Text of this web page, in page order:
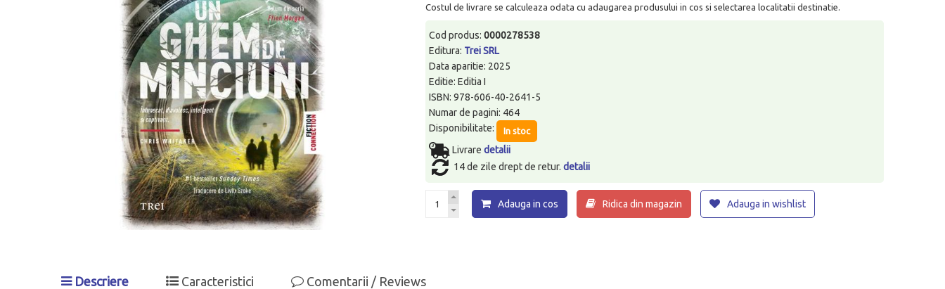
Costul de livrare se calculeaza odata cu adaugarea produsului in cos si selectarea localitatii destinatie.
Cod produs:0000278538
Editura: Trei SRL
Data aparitie: 2025
Editie: Editia I
ISBN: 978-606-40-2641-5
Numar de pagini: 464
Disponibilitate:
In stoc
Livraredetalii
14 de zile drept de retur.detalii
Adauga in cos Ridica din magazin Adauga in wishlist
Descriere Caracteristici Comentarii / Reviews